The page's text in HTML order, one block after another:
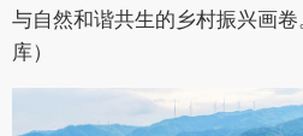
与自然和谐共生的乡村振兴画
库）